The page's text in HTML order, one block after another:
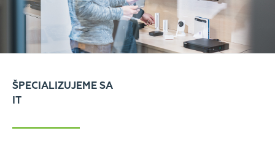
ŠPECIALIZUJEME SA
IT